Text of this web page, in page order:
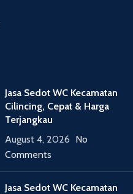
Jasa Sedot WC Kecamatan
Cilincing, Cepat & Harga
Terjangkau
August 4, 2026 No
Comments
Jasa Sedot WC Kecamatan